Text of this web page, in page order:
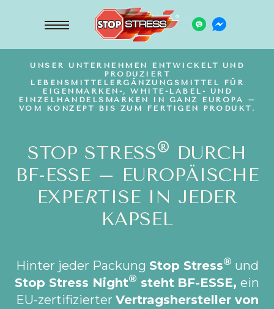
UNSER UNTERNEHMEN ENTWICKELT UND
PRODUZIERT
LEBENSMITTELERGÄNZUNGSMITTEL FÜR
EIGENMARKEN-, WHITE-LABEL- UND
EINZELHANDELSMARKEN IN GANZ EUROPA –
VOM KONZEPT BIS ZUM FERTIGEN PRODUKT.
STOP STRESS® DURCH
BF-ESSE – EUROPÄISCHE
EXPERTISE IN JEDER
KAPSEL
Hinter jeder Packung Stop Stress® und
Stop Stress Night® steht BF-ESSE, ein
EU-zertifizierter Vertragshersteller von